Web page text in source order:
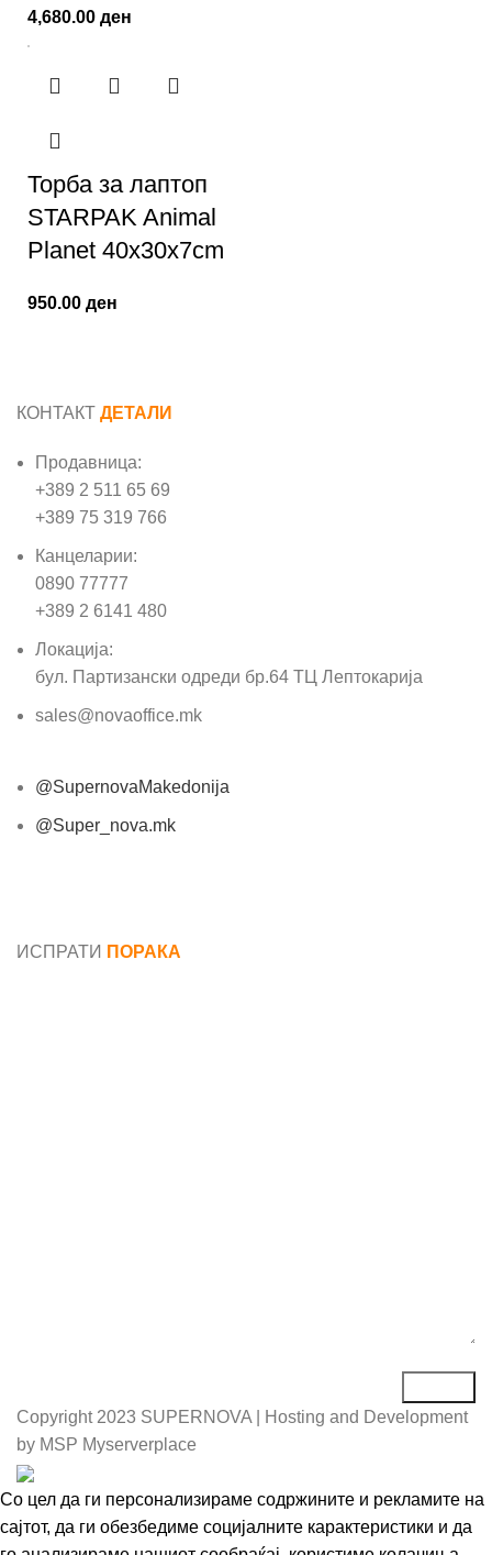
4,680.00 ден
Торба за лаптоп
STARPAK Animal
Planet 40x30x7cm
950.00 ден
КОНТАКТ ДЕТАЛИ
Продавница:
+389 2 511 65 69
+389 75 319 766
Канцеларии:
0890 77777
+389 2 6141 480
Локација:
бул. Партизански одреди бр.64 ТЦ Лептокарија
sales@novaoffice.mk
@SupernovaMakedonija
@Super_nova.mk
ИСПРАТИ ПОРАКА
Copyright 2023 SUPERNOVA | Hosting and Development
by MSP Myserverplace
Со цел да ги персонализираме содржините и рекламите на
сајтот, да ги обезбедиме социјалните карактеристики и да